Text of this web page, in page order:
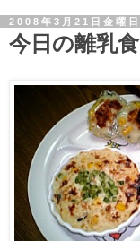
2008年3月21日金曜日
今日の離乳食